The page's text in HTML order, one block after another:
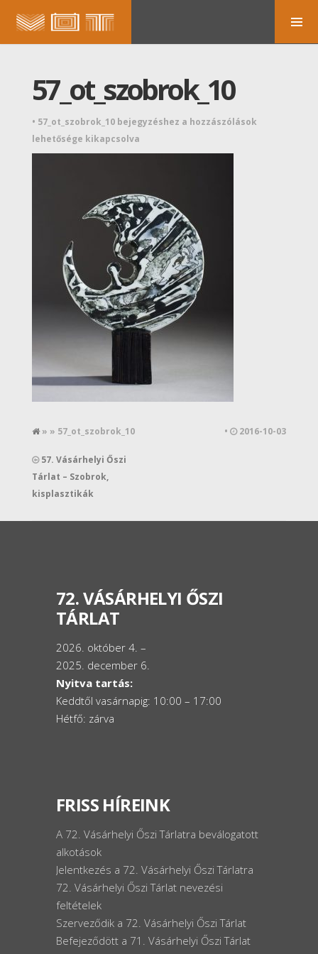
57_ot_szobrok_10
• 57_ot_szobrok_10 bejegyzéshez a hozzászólások
lehetősége kikapcsolva
» » 57_ot_szobrok_10 • 2016-10-03
57. Vásárhelyi Őszi
Tárlat – Szobrok,
kisplasztikák
72. VÁSÁRHELYI ŐSZI
TÁRLAT
2026. október 4. –
2025. december 6.
Nyitva tartás:
Keddtől vasárnapig: 10:00 – 17:00
Hétfő: zárva
FRISS HÍREINK
A 72. Vásárhelyi Őszi Tárlatra beválogatott
alkotások
Jelentkezés a 72. Vásárhelyi Őszi Tárlatra
72. Vásárhelyi Őszi Tárlat nevezési
feltételek
Szerveződik a 72. Vásárhelyi Őszi Tárlat
Befejeződött a 71. Vásárhelyi Őszi Tárlat